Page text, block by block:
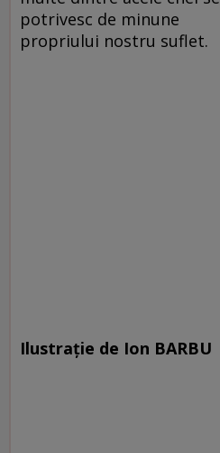
potrivesc de minune
propriului nostru suflet.
Ilustrație de Ion BARBU